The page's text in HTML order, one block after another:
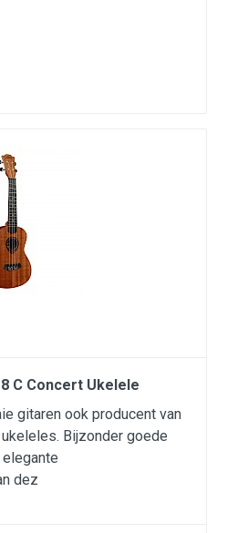
C Concert Ukelele
gitaren ook producent van
Bijzonder goede
dez